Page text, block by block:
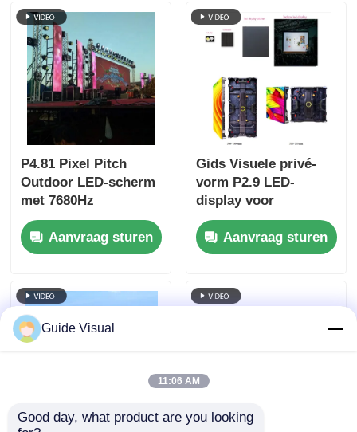
P4.81 Pixel Pitch
Outdoor LED-scherm
met 7680Hz
vernieuwingssnelheid
en IP65 waterdicht
voor verhuur en
Aanvraag sturen
Gids Visuele privé-
vorm P2.9 LED-
display voor
binnenverhuur versus
openbare vorm,
sterkere anti-
Aanvraag sturen
Guide Visual
11:06 AM
Good day, what product are you looking